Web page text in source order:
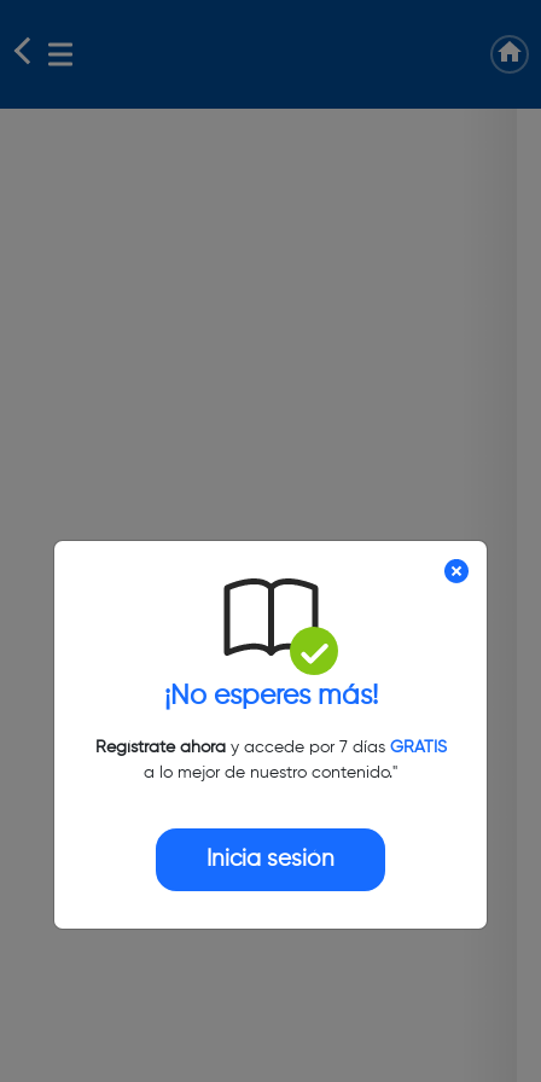
¡No esperes más!
Regístrate ahoray accede por 7 días GRATIS
a lo mejor de nuestro contenido."
Inicia sesión